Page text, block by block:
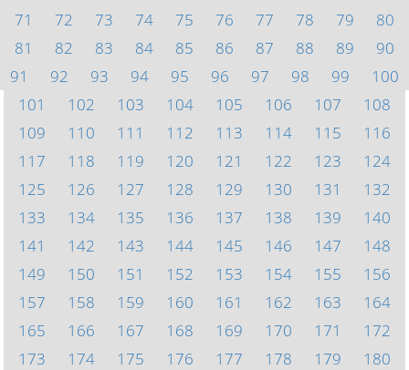
71
72 73 74 75 76 77 78 79
80
81
82 83 84 85 86 87 88 89
90
91
92 93 94 95 96 97 98 99
100
101
102 103 104 105 106 107
108
109
110 111 112 113 114 115
116
117
118 119 120 121 122 123
124
125
126 127 128 129 130 131
132
133
134 135 136 137 138 139
140
141
142 143 144 145 146 147
148
149
150 151 152 153 154 155
156
157
158 159 160 161 162 163
164
165
166 167 168 169 170 171
172
173
174 175 176 177 178 179
180